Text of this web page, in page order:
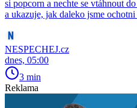
si popcorn a nechte se vtáhnout
a ukazuje, jak daleko jsme
NESPECHEJ.cz
dnes, 05:00
3 min
Reklama